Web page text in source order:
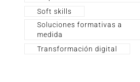
Soft skills
Soluciones formativas a
medida
Transformación digital